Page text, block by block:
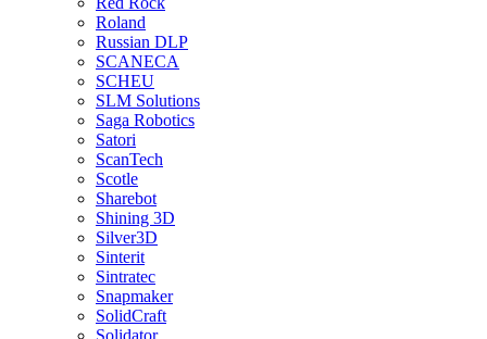
Roland
Russian DLP
SCANECA
SCHEU
SLM Solutions
Saga Robotics
Satori
ScanTech
Scotle
Sharebot
Shining 3D
Silver3D
Sinterit
Sintratec
Snapmaker
SolidCraft
Solidator